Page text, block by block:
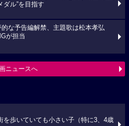
ダル”を目指す
的な予告編解禁、主題歌は松本孝弘
が担当
ニュースへ
を歩いていても小さい子（特に3、4歳